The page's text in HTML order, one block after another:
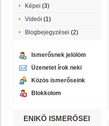
Képei (3)
Videói (1)
Blogbejegyzései (2)
Ismerősnek jelölöm
Üzenetet írok neki
Közös ismerőseink
Blokkolom
ENIKŐ ISMERŐSEI